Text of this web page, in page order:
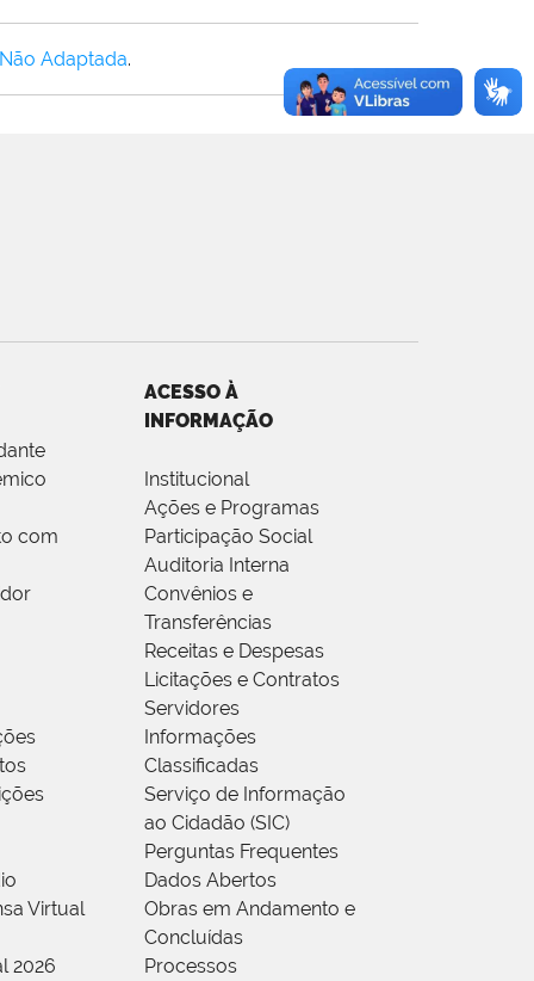
Adaptada.
com
Virtual
2026
ACESSO À
INFORMAÇÃO
Institucional
Ações e Programas
Participação Social
Auditoria Interna
Convênios e
Transferências
Receitas e Despesas
Licitações e Contratos
Servidores
Informações
Classificadas
Serviço de Informação
ao Cidadão (SIC)
Perguntas Frequentes
Dados Abertos
Obras em Andamento e
Concluídas
Processos